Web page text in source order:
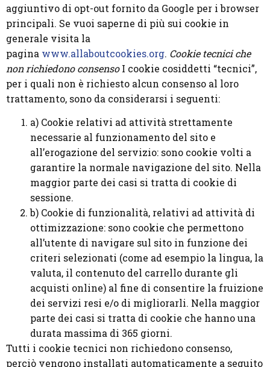
aggiuntivo di opt-out fornito da Google per i browser
principali. Se vuoi saperne di più sui cookie in
generale visita la
pagina www.allaboutcookies.org. Cookie tecnici che
non richiedono consensoI cookie cosiddetti “tecnici”,
per i quali non è richiesto alcun consenso al loro
trattamento, sono da considerarsi i seguenti:
a) Cookie relativi ad attività strettamente
necessarie al funzionamento del sito e
all’erogazione del servizio: sono cookie volti a
garantire la normale navigazione del sito. Nella
maggior parte dei casi si tratta di cookie di
sessione.
b) Cookie di funzionalità, relativi ad attività di
ottimizzazione: sono cookie che permettono
all’utente di navigare sul sito in funzione dei
criteri selezionati (come ad esempio la lingua, la
valuta, il contenuto del carrello durante gli
acquisti online) al fine di consentire la fruizione
dei servizi resi e/o di migliorarli. Nella maggior
parte dei casi si tratta di cookie che hanno una
durata massima di 365 giorni.
Tutti i cookie tecnici non richiedono consenso,
perciò vengono installati automaticamente a seguito